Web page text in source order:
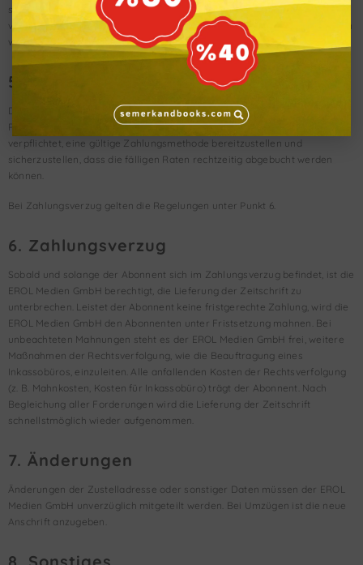
schuldhaften Verstoß gegen wesentliche vertragliche Verpflichtungen
vor, wenn dieser trotz Abmahnung mit angemessener Frist nicht behoben
wird.
5. Ratenzahlung
Die Bezahlung des Abonnements in 12 Monatsraten ist ausschließlich mit
PayPal oder Kreditkarte möglich. Der Abonnement-Besteller ist
verpflichtet, eine gültige Zahlungsmethode bereitzustellen und
sicherzustellen, dass die fälligen Raten rechtzeitig abgebucht werden
können.
Bei Zahlungsverzug gelten die Regelungen unter Punkt 6.
6. Zahlungsverzug
Sobald und solange der Abonnent sich im Zahlungsverzug befindet, ist die
EROL Medien GmbH berechtigt, die Lieferung der Zeitschrift zu
unterbrechen. Leistet der Abonnent keine fristgerechte Zahlung, wird die
EROL Medien GmbH den Abonnenten unter Fristsetzung mahnen. Bei
unbeachteten Mahnungen steht es der EROL Medien GmbH frei, weitere
Maßnahmen der Rechtsverfolgung, wie die Beauftragung eines
Inkassobüros, einzuleiten. Alle anfallenden Kosten der Rechtsverfolgung
(z. B. Mahnkosten, Kosten für Inkassobüro) trägt der Abonnent. Nach
Begleichung aller Forderungen wird die Lieferung der Zeitschrift
schnellstmöglich wieder aufgenommen.
7. Änderungen
Änderungen der Zustelladresse oder sonstiger Daten müssen der EROL
Medien GmbH unverzüglich mitgeteilt werden. Bei Umzügen ist die neue
Anschrift anzugeben.